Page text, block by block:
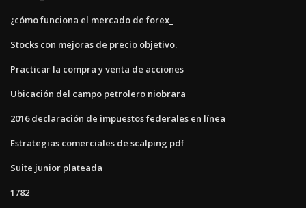
¿cómo funciona el mercado de forex_
Stocks con mejoras de precio objetivo.
Practicar la compra y venta de acciones
Ubicación del campo petrolero niobrara
2016 declaración de impuestos federales en línea
Estrategias comerciales de scalping pdf
Suite junior plateada
1782